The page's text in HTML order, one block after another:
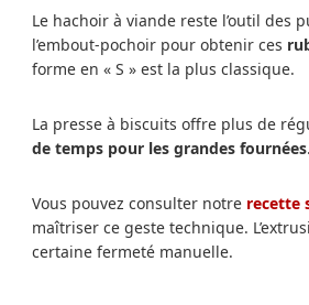
Le hachoir à viande reste l’outil des
l’embout-pochoir pour obtenir ces
forme en « S » est la plus classique.
La presse à biscuits offre plus de
de temps pour les grandes fournées.
Vous pouvez consulter notre recette
maîtriser ce geste technique.
certaine fermeté manuelle.